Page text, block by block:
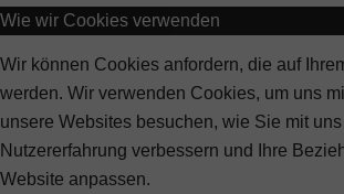
Wie wir Cookies verwenden
Wir können Cookies anfordern, die auf
werden. Wir verwenden Cookies, um uns
unsere Websites besuchen, wie Sie mit
Nutzererfahrung verbessern und Ihre
Website anpassen.